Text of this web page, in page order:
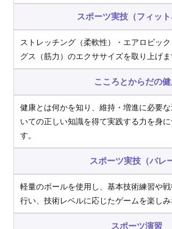
スポーツ実技（フィット
ストレッチング（柔軟性）・エアロビッ
グス（筋力）のエクササイズを取り上げま
こころとからだの
健康とは何かを知り、維持・増進に必要
いての正しい知識を得て実践する力を身
す。
スポーツ実技（バレ
軽量のボールを使用し、基本技術練習や
行い、技術レベルに応じたゲームを楽しみ
スポーツ演習